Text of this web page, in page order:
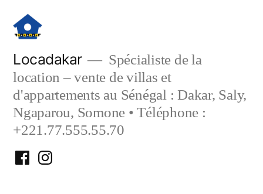
contenu
Locadakar
Spécialiste de la
location – vente de villas et
d'appartements au Sénégal : Dakar, Saly,
Ngaparou, Somone • Téléphone :
+221.77.555.55.70
FacebookInstagram